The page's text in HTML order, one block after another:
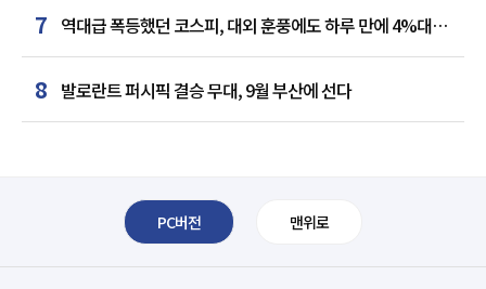
7 역대급 폭등했던 코스피, 대외 훈풍에도 하루 만에 4%대
급락
8 발로란트 퍼시픽 결승 무대, 9월 부산에 선다
PC버전 맨위로